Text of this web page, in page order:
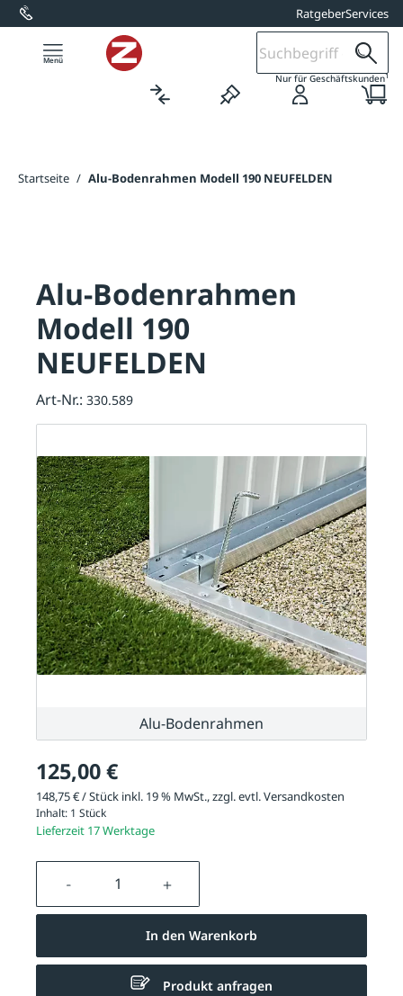
springen RatgeberServices
Nur für Geschäftskunden1
Startseite / Alu-Bodenrahmen Modell 190 NEUFELDEN
125,00 €
148,75 € / Stück inkl. 19 % MwSt., zzgl. evtl.Versandkosten
Inhalt: 1 Stück
Lieferzeit 17 Werktage
Produkt Anzahl: Gib den
In den Warenkorb
Produkt anfragen
Alu-Bodenrahmen
Modell 190
NEUFELDEN
Art-Nr.: 330.589
Alu-Bodenrahmen